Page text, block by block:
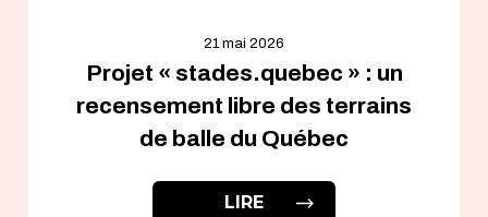
21 mai 2026
Projet « stades.quebec » : un
recensement libre des terrains
de balle du Québec
LIRE